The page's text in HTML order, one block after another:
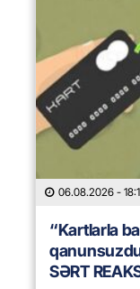
06.08.2026 -
“Kartlarla
SƏRT